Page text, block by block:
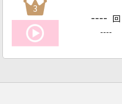
3
---- 回
----